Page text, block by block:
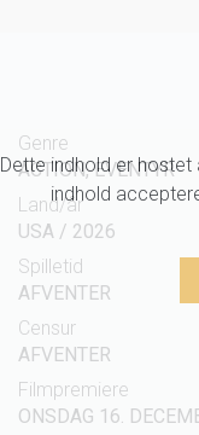
Dette indhold er
indhold
Genre
ACTION, EVENTYR
Land/år
USA / 2026
Spilletid
AFVENTER
Censur
AFVENTER
Filmpremiere
ONSDAG 16.